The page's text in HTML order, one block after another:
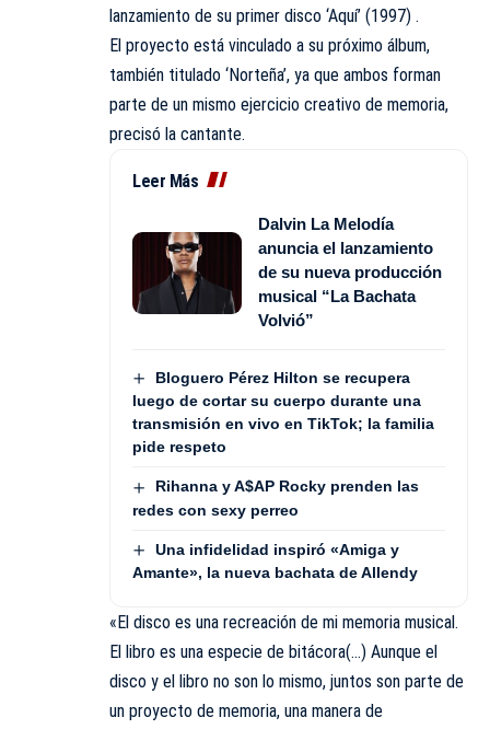
lanzamiento de su primer disco ‘Aquí’ (1997) .
El proyecto está vinculado a su próximo álbum,
también titulado ‘Norteña’, ya que ambos forman
parte de un mismo ejercicio creativo de memoria,
precisó la cantante.
Leer Más
Dalvin La Melodía
anuncia el lanzamiento
de su nueva producción
musical “La Bachata
Volvió”
Bloguero Pérez Hilton se recupera
luego de cortar su cuerpo durante una
transmisión en vivo en TikTok; la familia
pide respeto
Rihanna y A$AP Rocky prenden las
redes con sexy perreo
Una infidelidad inspiró «Amiga y
Amante», la nueva bachata de Allendy
«El disco es una recreación de mi memoria musical.
El libro es una especie de bitácora(…) Aunque el
disco y el libro no son lo mismo, juntos son parte de
un proyecto de memoria, una manera de